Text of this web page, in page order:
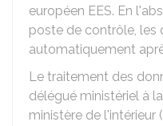
européen EES. En
poste de contrôle, les
automatiquement
Le traitement des
délégué ministériel à
ministère de l'intérieur